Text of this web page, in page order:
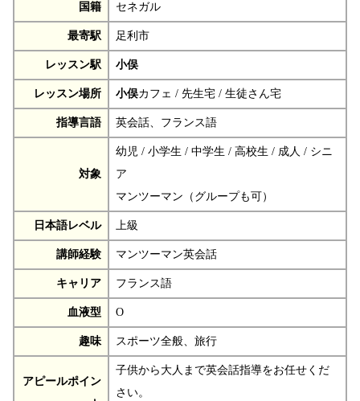
国籍 セネガル
最寄駅 足利市
レッスン駅 小俣
レッスン場所 小俣カフェ / 先生宅 / 生徒さん宅
指導言語 英会話、フランス語
対象
幼児 / 小学生 / 中学生 / 高校生 / 成人 / シニ
ア
マンツーマン（グループも可）
日本語レベル 上級
講師経験 マンツーマン英会話
キャリア フランス語
血液型 O
趣味 スポーツ全般、旅行
アピールポイン
子供から大人まで英会話指導をお任せくだ
さい。